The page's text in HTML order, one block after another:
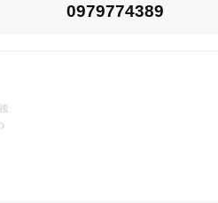
0979774389